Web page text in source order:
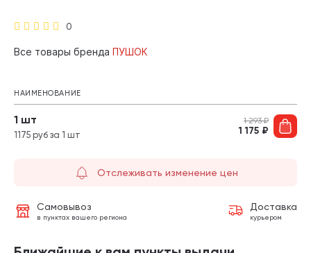
0
Все товары бренда ПУШОК
НАИМЕНОВАНИЕ
1 шт
1175 руб за 1 шт
1 293₽
1 175 ₽
Отслеживать изменение цен
Самовывоз
в пунктах вашего региона
Доставка
курьером